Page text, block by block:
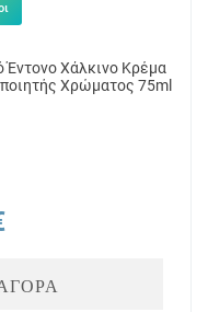
Έντονο Χάλκινο Κρέμα
Χρώματος 75ml